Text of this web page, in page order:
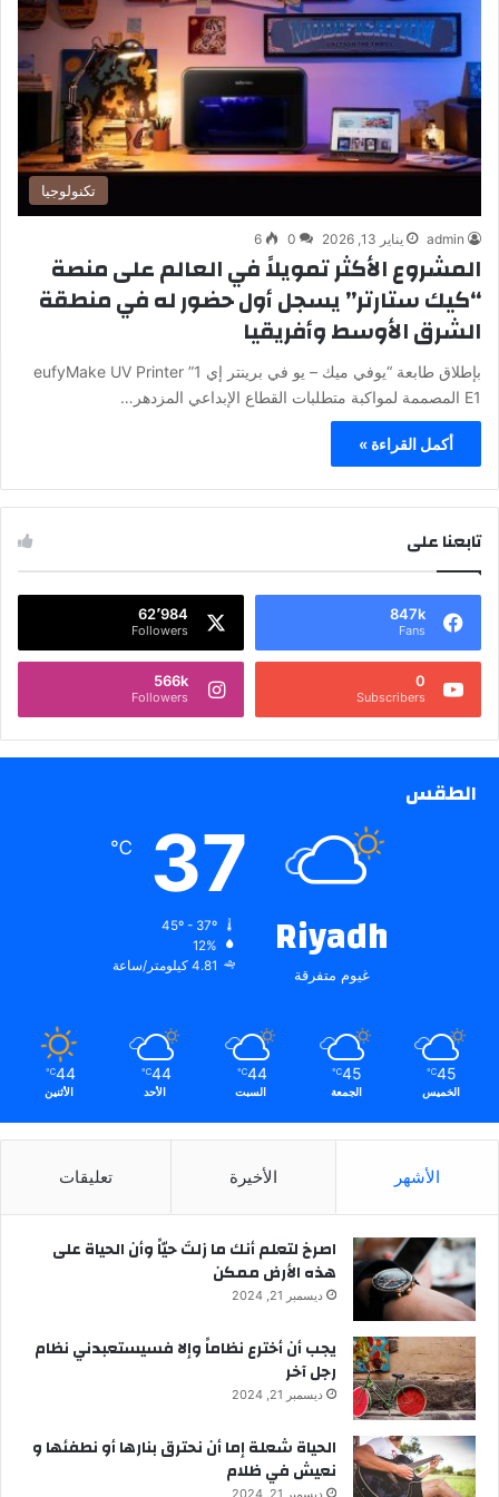
تكنولوجيا
admin يناير 13, 2026 0
6
المشروع الأكثر تمويلاً في العالم على منصة
“كيك ستارتر” يسجل أول حضور له في منطقة
الشرق الأوسط وأفريقيا
بإطلاق طابعة “يوفي ميك – يو في برينتر إي 1” eufyMake UV Printer
E1 المصممة لمواكبة متطلبات القطاع الإبداعي المزدهر…
أكمل القراءة »
تابعنا على
847k
Fans
62٬984
Followers
0
Subscribers
566k
Followers
الطقس
Riyadh
غيوم متفرقة
37
℃
12%
4.81 كيلومتر/ساعة
45
℃
الخميس
45
℃
الجمعة
44
℃
السبت
44
℃
الأحد
44
℃
الأثنين
الأشهر الأخيرة تعليقات
‫اصرخ لتعلم أنك ما زلتَ حيّاً وأن الحياة على
هذه الأرض ممكن
ديسمبر 21, 2024
يجب أن أخترع نظاماً وإلا فسيستعبدني نظام
رجل آخر
ديسمبر 21, 2024
الحياة شعلة إما أن نحترق بنارها أو نطفئها و
نعيش في ظلام
ديسمبر 21, 2024